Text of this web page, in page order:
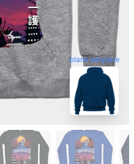
blank template